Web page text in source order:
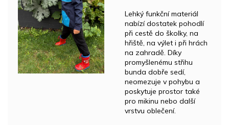
Lehký funkční materiál
nabízí dostatek pohodlí
při cestě do školky, na
hřiště, na výlet i při hrách
na zahradě. Díky
promyšlenému střihu
bunda dobře sedí,
neomezuje v pohybu a
poskytuje prostor také
pro mikinu nebo další
vrstvu oblečení.